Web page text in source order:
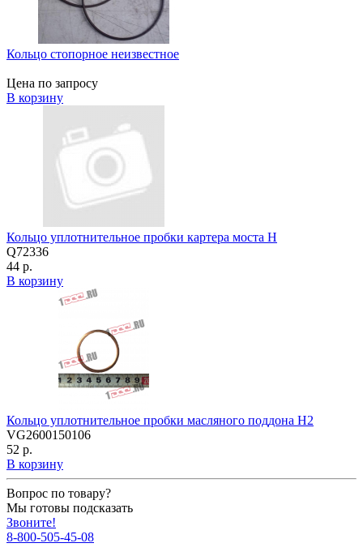
Кольцо стопорное неизвестное
Цена по запросу
В корзину
Кольцо уплотнительное пробки картера моста H
Q72336
44 р.
В корзину
Кольцо уплотнительное пробки масляного поддона H2
VG2600150106
52 р.
В корзину
Вопрос по товару?
Мы готовы подсказать
Звоните!
8-800-505-45-08